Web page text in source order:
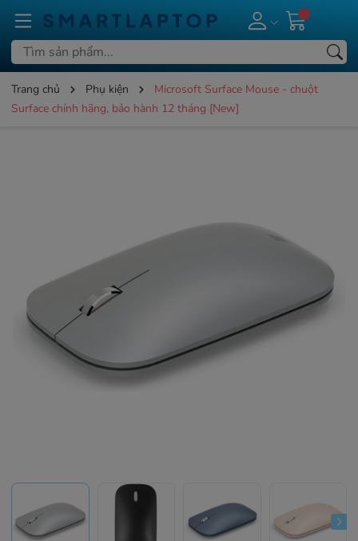
Trang chủ Phụ kiện
Microsoft Surface Mouse - chuột
Surface chính hãng, bảo hành 12 tháng [New]